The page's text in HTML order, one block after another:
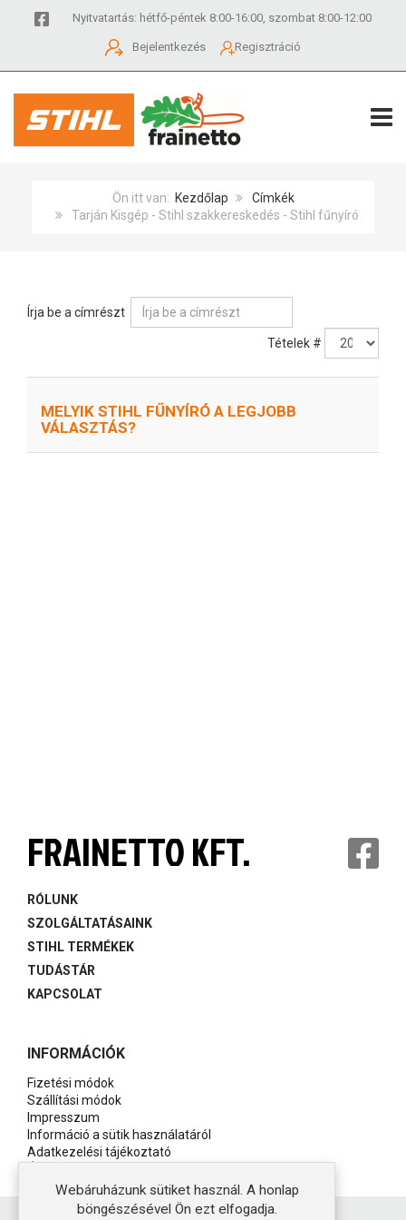
Nyitvatartás: hétfő-péntek 8:00-16:00, szombat 8:00-12:00
Bejelentkezés Regisztráció
Ön itt van: Kezdőlap
Címkék
Tarján Kisgép - Stihl szakkereskedés - Stihl fűnyíró
Írja be a címrészt
Tételek #
MELYIK STIHL FŰNYÍRÓ A LEGJOBB
VÁLASZTÁS?
FRAINETTO KFT.
RÓLUNK
SZOLGÁLTATÁSAINK
STIHL TERMÉKEK
TUDÁSTÁR
KAPCSOLAT
INFORMÁCIÓK
Fizetési módok
Szállítási módok
Impresszum
Információ a sütik használatáról
Adatkezelési tájékoztató
Webáruházunk sütiket használ. A honlap
böngészésével Ön ezt elfogadja.